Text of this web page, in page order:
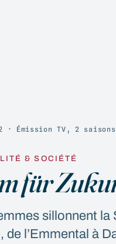
· Émission TV, 2
& SOCIÉTÉ
für
sillonnent la
de l’Emmental à